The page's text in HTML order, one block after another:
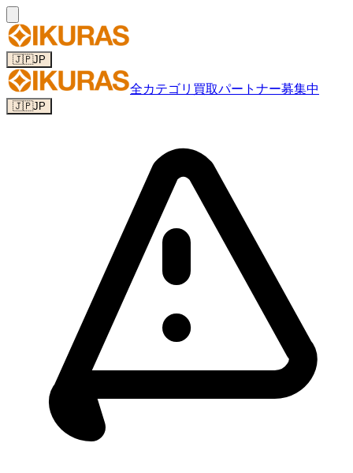
🇯🇵JP
全カテゴリ 買取パートナー募集中
🇯🇵JP